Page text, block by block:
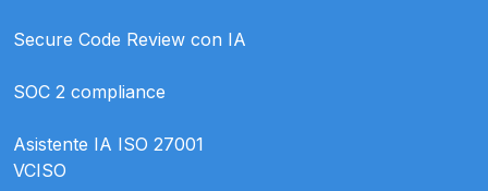
Secure Code Review con IA
SOC 2 compliance
Asistente IA ISO 27001
VCISO